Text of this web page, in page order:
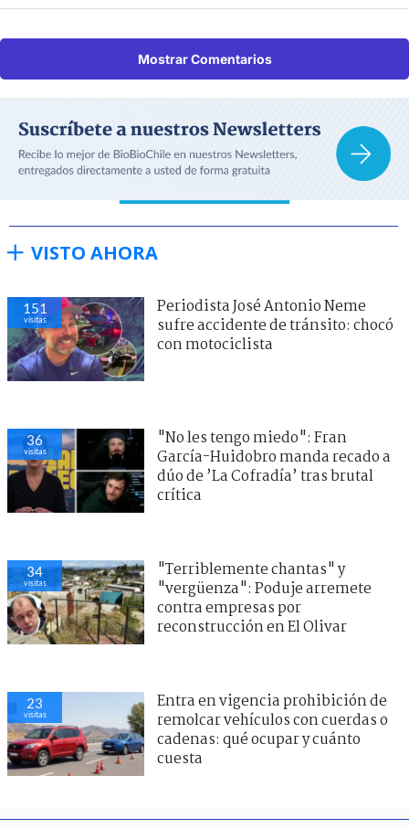
Mostrar Comentarios
VISTO AHORA
151
visitas
Periodista José Antonio Neme
sufre accidente de tránsito: chocó
con motociclista
36
visitas
"No les tengo miedo": Fran
García-Huidobro manda recado a
dúo de ’La Cofradía’ tras brutal
crítica
34
visitas
"Terriblemente chantas" y
"vergüenza": Poduje arremete
contra empresas por
reconstrucción en El Olivar
23
visitas
Entra en vigencia prohibición de
remolcar vehículos con cuerdas o
cadenas: qué ocupar y cuánto
cuesta